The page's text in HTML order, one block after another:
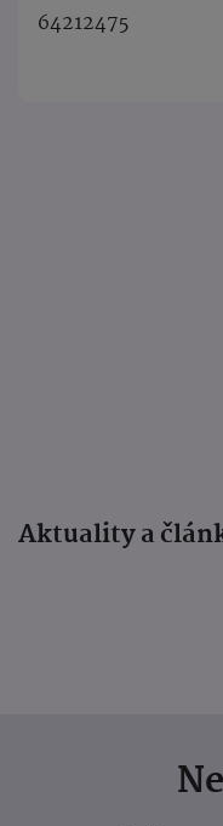
64212475
Aktuality a